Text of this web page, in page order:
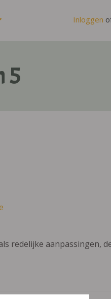
Inloggen
5
redelijke aanpassingen,